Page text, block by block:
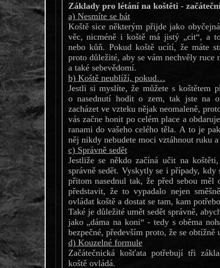
Základy pro létání na koštěti -
a) Nesmíte se bát
Koště sice některým přijde jako
věc, nicméně i koště má jistý „cit“, a
nebo kůň. Pokud koště ucítí, že máte
proto důležité, aby se vám nechvěly
a také sebevědomí.
b) Koště neublíží, pokud…
Jestli si myslíte, že můžete s koštětem
o nasednutí hodit o zem, tak jste na
zacházet ve vzteku nějak neomaleně,
vás začne honit po celém place a
ranami do vašeho celého těla. A to je
něj nikdy nebudete moci vztáhnout ruku
c) Správně sedět
Jestliže se někdo začíná učit na
správně sedět. Vyskytly se i případy, kdy
přitom nasednul tak, že před sebou měl
představit, že to vypadalo nejen
ovládat koště a dostat se tam, kam
Také je důležité umět sedět správně,
jako „dáma na koni“ - tedy s oběma
bezpečné, především proto, že se
d) Kouzelné formule
Začátečnická košťata potřebují tři
koště ovládá.